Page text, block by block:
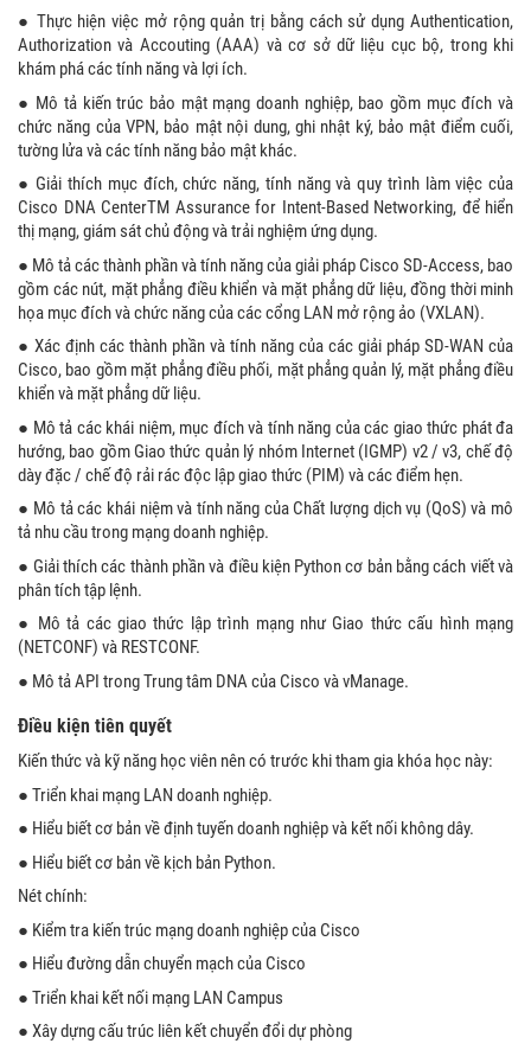
● Thực hiện việc mở rộng quản trị bằng cách sử dụng Authentication,
Authorization và Accouting (AAA) và cơ sở dữ liệu cục bộ, trong khi
khám phá các tính năng và lợi ích.
● Mô tả kiến ​​trúc bảo mật mạng doanh nghiệp, bao gồm mục đích và
chức năng của VPN, bảo mật nội dung, ghi nhật ký, bảo mật điểm cuối,
tường lửa và các tính năng bảo mật khác.
● Giải thích mục đích, chức năng, tính năng và quy trình làm việc của
Cisco DNA CenterTM Assurance for Intent-Based Networking, để hiển
thị mạng, giám sát chủ động và trải nghiệm ứng dụng.
● Mô tả các thành phần và tính năng của giải pháp Cisco SD-Access, bao
gồm các nút, mặt phẳng điều khiển và mặt phẳng dữ liệu, đồng thời minh
họa mục đích và chức năng của các cổng LAN mở rộng ảo (VXLAN).
● Xác định các thành phần và tính năng của các giải pháp SD-WAN của
Cisco, bao gồm mặt phẳng điều phối, mặt phẳng quản lý, mặt phẳng điều
khiển và mặt phẳng dữ liệu.
● Mô tả các khái niệm, mục đích và tính năng của các giao thức phát đa
hướng, bao gồm Giao thức quản lý nhóm Internet (IGMP) v2 / v3, chế độ
dày đặc / chế độ rải rác độc lập giao thức (PIM) và các điểm hẹn.
● Mô tả các khái niệm và tính năng của Chất lượng dịch vụ (QoS) và mô
tả nhu cầu trong mạng doanh nghiệp.
● Giải thích các thành phần và điều kiện Python cơ bản bằng cách viết và
phân tích tập lệnh.
● Mô tả các giao thức lập trình mạng như Giao thức cấu hình mạng
(NETCONF) và RESTCONF.
● Mô tả API trong Trung tâm DNA của Cisco và vManage.
Điều kiện tiên quyết
Kiến thức và kỹ năng học viên nên có trước khi tham gia khóa học này:
● Triển khai mạng LAN doanh nghiệp.
● Hiểu biết cơ bản về định tuyến doanh nghiệp và kết nối không dây.
● Hiểu biết cơ bản về kịch bản Python.
Nét chính:
● Kiểm tra kiến ​​trúc mạng doanh nghiệp của Cisco
● Hiểu đường dẫn chuyển mạch của Cisco
● Triển khai kết nối mạng LAN Campus
● Xây dựng cấu trúc liên kết chuyển đổi dự phòng